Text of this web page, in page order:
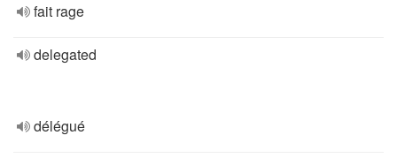
fait rage
delegated
délégué